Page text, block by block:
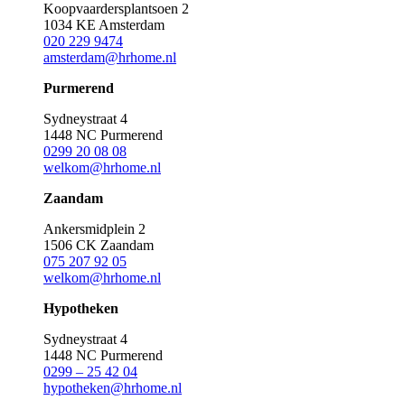
Koopvaardersplantsoen 2
1034 KE Amsterdam
020 229 9474
amsterdam@hrhome.nl
Purmerend
Sydneystraat 4
1448 NC Purmerend
0299 20 08 08
welkom@hrhome.nl
Zaandam
Ankersmidplein 2
1506 CK Zaandam
075 207 92 05
welkom@hrhome.nl
Hypotheken
Sydneystraat 4
1448 NC Purmerend
0299 – 25 42 04
hypotheken@hrhome.nl